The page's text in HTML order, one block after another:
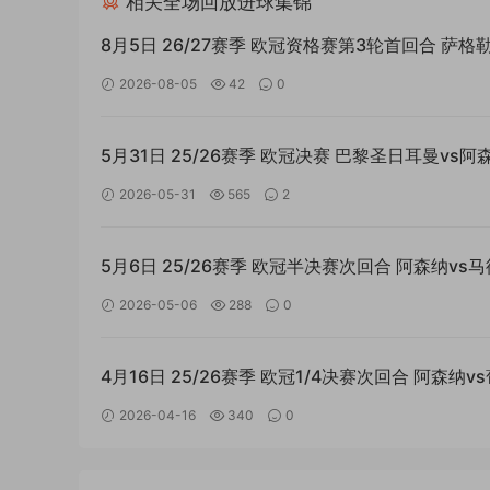
8月5日 26/27赛季 欧冠资格赛第3轮首回合 萨格
迪纳摩vs考诺萨基列斯 外语高清全场回放
2026-08-05 42 0
5月31日 25/26赛季 欧冠决赛 巴黎圣日耳曼vs阿
4K双语高清全场回放
2026-05-31 565 2
5月6日 25/26赛季 欧冠半决赛次回合 阿森纳vs马
竞技 4K双语高清全场回放
2026-05-06 288 0
4月16日 25/26赛季 欧冠1/4决赛次回合 阿森纳vs
牙体育 4K双语高清全场回放
2026-04-16 340 0